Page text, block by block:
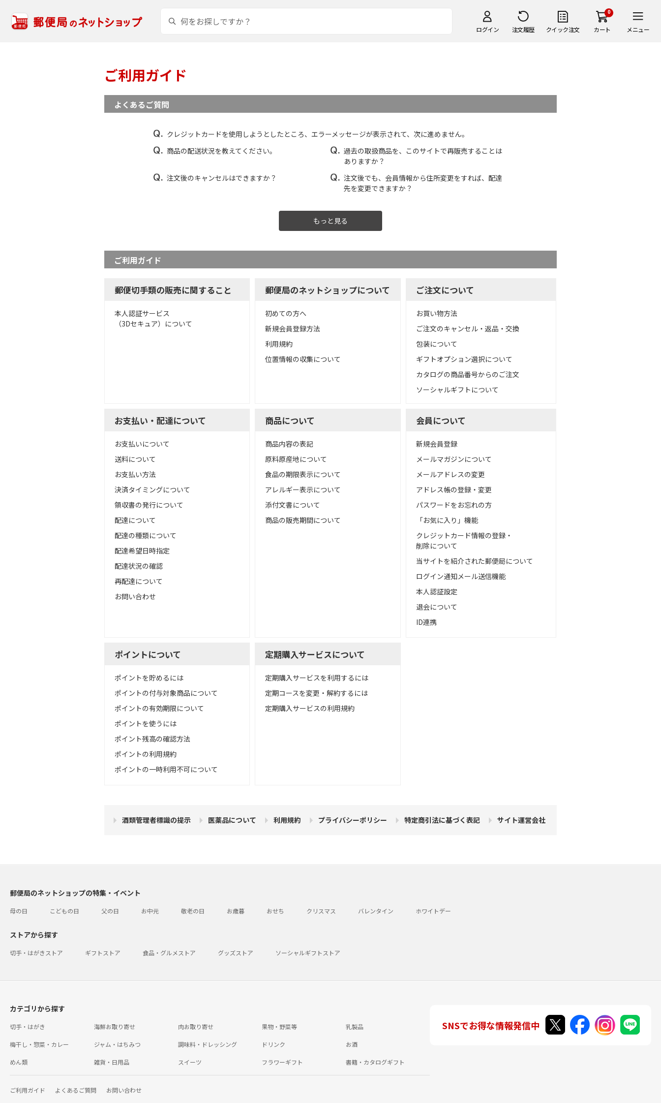
ログイン 注文履歴 クイック注文
0
カート メニュー
ご利用ガイド
よくあるご質問
クレジットカードを使用しようとしたところ、エラーメッセージが表示されて、次に進めません。
商品の配送状況を教えてください。
過去の取扱商品を、このサイトで再販売することは
ありますか？
注文後のキャンセルはできますか？
注文後でも、会員情報から住所変更をすれば、配達
先を変更できますか？
もっと見る
ご利用ガイド
郵便切手類の販売に関すること
本人認証サービス
（3Dセキュア）について
郵便局のネットショップについて
初めての方へ
新規会員登録方法
利用規約
位置情報の収集について
ご注文について
お買い物方法
ご注文のキャンセル・返品・交換
包装について
ギフトオプション選択について
カタログの商品番号からのご注文
ソーシャルギフトについて
お支払い・配達について
お支払いについて
送料について
お支払い方法
決済タイミングについて
領収書の発行について
配達について
配達の種類について
配達希望日時指定
配達状況の確認
再配達について
お問い合わせ
商品について
商品内容の表記
原料原産地について
食品の期限表示について
アレルギー表示について
添付文書について
商品の販売期間について
会員について
新規会員登録
メールマガジンについて
メールアドレスの変更
アドレス帳の登録・変更
パスワードをお忘れの方
「お気に入り」機能
クレジットカード情報の登録・
削除について
当サイトを紹介された郵便局について
ログイン通知メール送信機能
本人認証設定
退会について
ID連携
ポイントについて
ポイントを貯めるには
ポイントの付与対象商品について
ポイントの有効期限について
ポイントを使うには
ポイント残高の確認方法
ポイントの利用規約
ポイントの一時利用不可について
定期購入サービスについて
定期購入サービスを利用するには
定期コースを変更・解約するには
定期購入サービスの利用規約
酒類管理者標識の提示 医薬品について 利用規約 プライバシーポリシー 特定商引法に基づく表記 サイト運営会社
郵便局のネットショップの特集・イベント
母の日 こどもの日 父の日 お中元 敬老の日 お歳暮 おせち クリスマス バレンタイン ホワイトデー
ストアから探す
切手・はがきストア ギフトストア 食品・グルメストア グッズストア ソーシャルギフトストア
カテゴリから探す
切手・はがき 海鮮お取り寄せ 肉お取り寄せ 果物・野菜等 乳製品
梅干し・惣菜・カレー ジャム・はちみつ 調味料・ドレッシング ドリンク お酒
めん類 雑貨・日用品 スイーツ フラワーギフト 書籍・カタログギフト
ご利用ガイド よくあるご質問 お問い合わせ
SNSでお得な情報発信中